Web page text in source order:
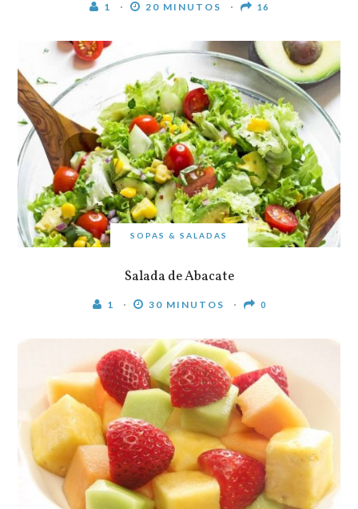
1 20 MINUTOS 16
SOPAS & SALADAS
Salada de Abacate
1 30 MINUTOS 0